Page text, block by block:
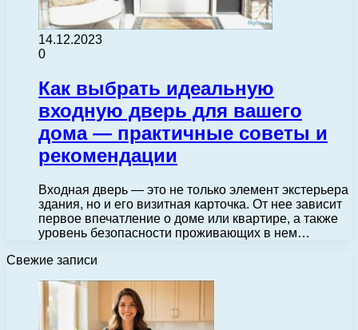
14.12.2023
0
Как выбрать идеальную
входную дверь для вашего
дома — практичные советы и
рекомендации
Входная дверь — это не только элемент экстерьера
здания, но и его визитная карточка. От нее зависит
первое впечатление о доме или квартире, а также
уровень безопасности проживающих в нем…
Свежие записи